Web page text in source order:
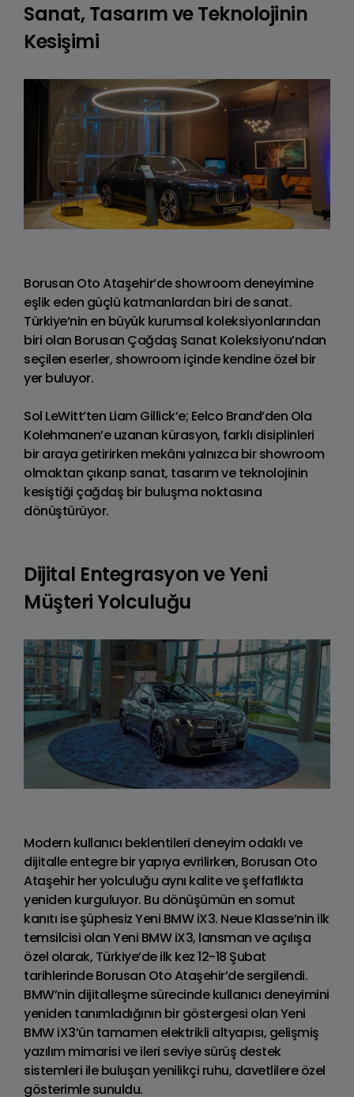
Sanat, Tasarım ve Teknolojinin
Kesişimi
Borusan Oto Ataşehir’de showroom deneyimine
eşlik eden güçlü katmanlardan biri de sanat.
Türkiye’nin en büyük kurumsal koleksiyonlarından
biri olan Borusan Çağdaş Sanat Koleksiyonu’ndan
seçilen eserler, showroom içinde kendine özel bir
yer buluyor.
Sol LeWitt’ten Liam Gillick’e; Eelco Brand’den Ola
Kolehmanen’e uzanan kürasyon, farklı disiplinleri
bir araya getirirken mekânı yalnızca bir showroom
olmaktan çıkarıp sanat, tasarım ve teknolojinin
kesiştiği çağdaş bir buluşma noktasına
dönüştürüyor.
Dijital Entegrasyon ve Yeni
Müşteri Yolculuğu
Modern kullanıcı beklentileri deneyim odaklı ve
dijitalle entegre bir yapıya evrilirken, Borusan Oto
Ataşehir her yolculuğu aynı kalite ve şeffaflıkta
yeniden kurguluyor. Bu dönüşümün en somut
kanıtı ise şüphesiz Yeni BMW iX3. Neue Klasse’nin ilk
temsilcisi olan Yeni BMW iX3, lansman ve açılışa
özel olarak, Türkiye’de ilk kez 12-18 Şubat
tarihlerinde Borusan Oto Ataşehir’de sergilendi.
BMW’nin dijitalleşme sürecinde kullanıcı deneyimini
yeniden tanımladığının bir göstergesi olan Yeni
BMW iX3’ün tamamen elektrikli altyapısı, gelişmiş
yazılım mimarisi ve ileri seviye sürüş destek
sistemleri ile buluşan yenilikçi ruhu, davetlilere özel
gösterimle sunuldu.